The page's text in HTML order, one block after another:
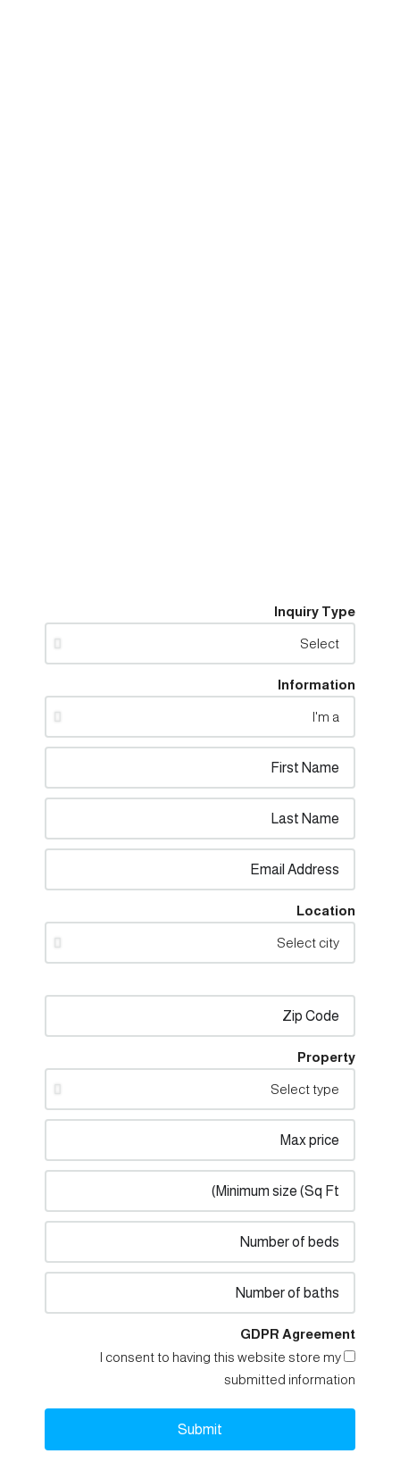
Inquiry Type
Information
Location
Property
GDPR Agreement
I consent to having this website store my
submitted information
Submit